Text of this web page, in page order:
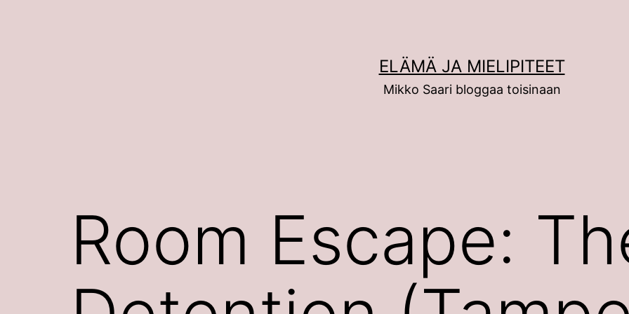
ELÄMÄ JA MIELIPITEET
Mikko Saari bloggaa toisinaan
Room Escape: